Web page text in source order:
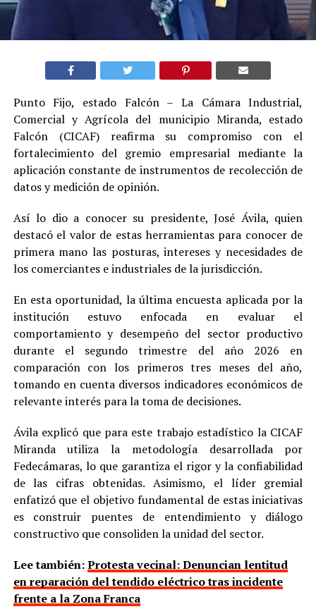
Punto Fijo, estado Falcón – La Cámara Industrial,
Comercial y Agrícola del municipio Miranda, estado
Falcón (CICAF) reafirma su compromiso con el
fortalecimiento del gremio empresarial mediante la
aplicación constante de instrumentos de recolección de
datos y medición de opinión.
Así lo dio a conocer su presidente, José Ávila, quien
destacó el valor de estas herramientas para conocer de
primera mano las posturas, intereses y necesidades de
los comerciantes e industriales de la jurisdicción.
En esta oportunidad, la última encuesta aplicada por la
institución estuvo enfocada en evaluar el
comportamiento y desempeño del sector productivo
durante el segundo trimestre del año 2026 en
comparación con los primeros tres meses del año,
tomando en cuenta diversos indicadores económicos de
relevante interés para la toma de decisiones.
Ávila explicó que para este trabajo estadístico la CICAF
Miranda utiliza la metodología desarrollada por
Fedecámaras, lo que garantiza el rigor y la confiabilidad
de las cifras obtenidas. Asimismo, el líder gremial
enfatizó que el objetivo fundamental de estas iniciativas
es construir puentes de entendimiento y diálogo
constructivo que consoliden la unidad del sector.
Lee también:Protesta vecinal: Denuncian lentitud
en reparación del tendido eléctrico tras incidente
frente a la Zona Franca